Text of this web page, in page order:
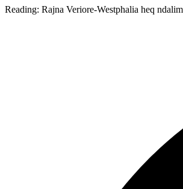
Reading: Rajna Veriore-Westphalia heq